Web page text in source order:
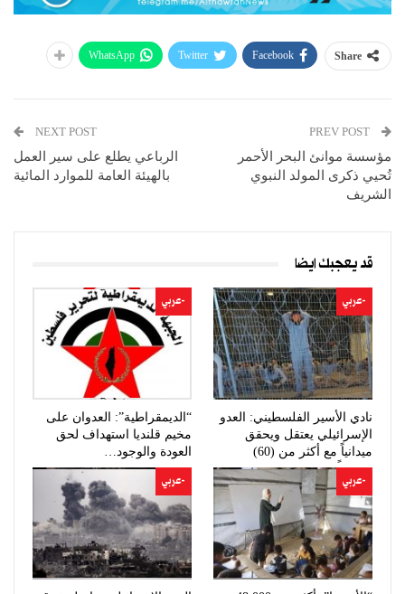
Share
Facebook
Twitter
WhatsApp
مؤسسة موانئ البحر الأحمر
تُحيي ذكرى المولد النبوي
الشريف
NEXT POST
الرباعي يطلع على سير العمل
بالهيئة العامة للموارد المائية
قد يعجبك ايضا
-عربي
نادي الأسير الفلسطيني: العدو
الإسرائيلي يعتقل ويحقق
ميدانياً مع أكثر من (60)
مواطناً…
-عربي
“الديمقراطية”: العدوان على
مخيم قلنديا استهداف لحق
العودة والوجود…
-عربي -عربي